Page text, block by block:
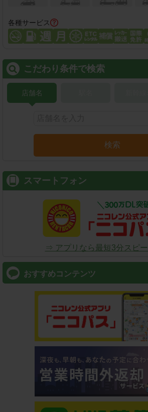
各種サービス
こだわり条件で検索
店舗名
検索
スマートフォン
⇒ アプリなら最短3分スピー
おすすめコンテンツ